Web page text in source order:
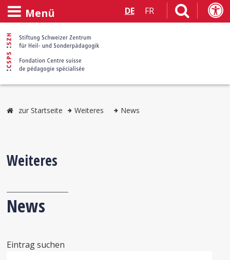
Menü DE FR
zur Startseite Weiteres News
Weiteres
News
Eintrag suchen